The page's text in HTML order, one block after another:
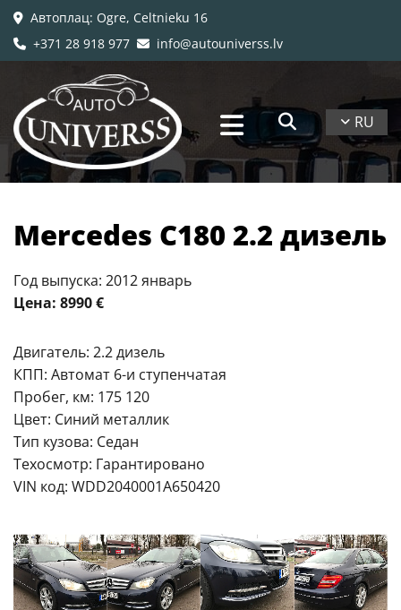
 Автоплац: Ogre, Celtnieku 16
 +371 28 918 977  info@autouniverss.lv
RU
​Mercedes C180 2.2 дизель
Год выпуска: 2012 январь
Цена: 8990 €
Двигатель: 2.2 дизель
КПП: Автомат 6-и ступенчатая
Пробег, км: 175 120
Цвет: Синий металлик
Тип кузова: Седан
Техосмотр: Гарантировано
VIN код: WDD2040001A650420